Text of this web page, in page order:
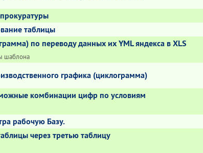
таблицы
по переводу данных их YML яндекса в XLS
шаблона
графика (циклограмма)
комбинации цифр по условиям
рабочую Базу.
через третью таблицу